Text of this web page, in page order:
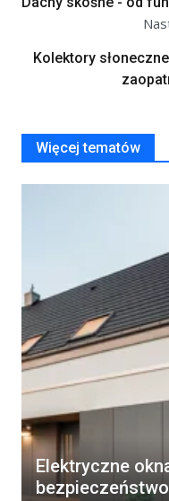
Kolektory
Więcej tematów
Elektryczne